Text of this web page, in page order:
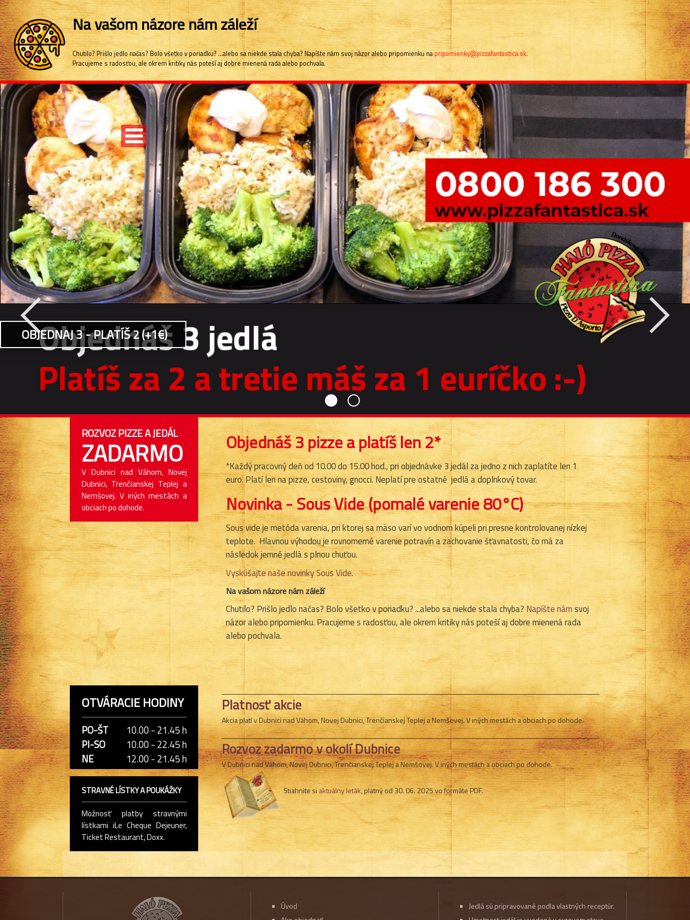
Na vašom názore nám záleží
Chutilo? Prišlo jedlo načas? Bolo všetko v poriadku? ...alebo sa niekde stala chyba? Napíšte nám svoj názor alebo pripomienku na pripomienky@pizzafantastica.sk.
Pracujeme s radosťou, ale okrem kritiky nás poteší aj dobre mienená rada alebo pochvala.
Z pevnej linky volajte na BEZPLATNÉ
tel. číslo:0800 186 300
z mobilu T-Mobile: 0902 200 320
Registrovať|Prihlásenie
V košíku nie je nič
OBJEDNAJ 3 - PLATÍŠ 2 (+1€)
OBJEDNAJ JEDLO
Objednáš 3 pizze a platíš len 2*
*Každý pracovný deň od 10.00 do 15.00 hod., pri objednávke 3 jedál za jedno z nich zaplatíte len 1
euro. Platí len na pizze, cestoviny, gnocci. Neplatí pre ostatné jedlá a doplnkový tovar.
Novinka - Sous Vide (pomalé varenie 80°C)
Sous vide je metóda varenia, pri ktorej sa mäso varí vo vodnom kúpeli pri presne kontrolovanej nízkej
teplote. Hlavnou výhodou je rovnomerné varenie potravín a zachovanie šťavnatosti, čo má za
následok jemné jedlá s plnou chuťou.
Vyskúšajte naše novinky Sous Vide.
Na vašom názore nám záleží
Chutilo? Prišlo jedlo načas? Bolo všetko v poriadku? ...alebo sa niekde stala chyba? Napíšte námsvoj
názor alebo pripomienku. Pracujeme s radosťou, ale okrem kritiky nás poteší aj dobre mienená rada
alebo pochvala.
Platnosť akcie
Akcia platí v Dubnici nad Váhom, Novej Dubnici, Trenčianskej Teplej a Nemšovej. V iných mestách a obciach po dohode.
Rozvoz zadarmo v okolí Dubnice
V Dubnici nad Váhom, Novej Dubnici, Trenčianskej Teplej a Nemšovej. V iných mestách a obciach po dohode.
Stiahnite si aktuálny leták, platný od 30. 06. 2025 vo formáte PDF.
ROZVOZ PIZZE A JEDÁL
ZADARMO
V Dubnici nad Váhom, Novej
Dubnici, Trenčianskej Teplej a
Nemšovej. V iných mestách a
obciach po dohode.
OTVÁRACIE HODINY
PO-ŠT
10.00 - 21.45 h
PI-SO
10.00 - 22.45 h
NE
12.00 - 21.45 h
STRAVNÉ LÍSTKY A POUKÁŽKY
Možnosť platby stravnými
lístkami iLe Cheque Dejeuner,
Ticket Restaurant, Doxx.
Úvod
Jedlá sú pripravované podla vlastných receptúr.